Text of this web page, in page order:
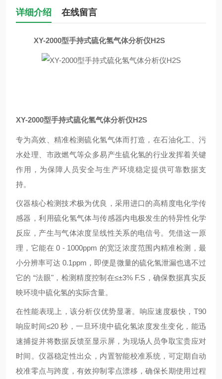
详细介绍 在线留言
XY-2000型手持式硫化氢气体分析仪H2S
XY-2000型手持式硫化氢气体分析仪H2S
专为高效、精准检测硫化氢气体而打造，在石油化工、污
水处理、市政燃气等众多易产生硫化氢的行业发挥着关键
作用，为保障人员安全与生产环境稳定提供可靠数据支
持。
仪器核心检测技术极为优良，采用进口的高精度电化学传
感器，利用硫化氢气体与传感器内电极发生的特异性化学
反应，产生与气体浓度呈线性关系的电信号。凭借这一原
理，它能在 0 - 1000ppm 的宽泛浓度范围内精准检测，最
小分辨率可达 0.1ppm，即便是微量的硫化氢泄漏也逃不过
它的 “法眼"，检测精度控制在≤±3% F.S，确保数据真实反
映环境中硫化氢的实际含量。
在性能表现上，该分析仪优势显著。响应速度极快，T90
响应时间≤20 秒，一旦环境中硫化氢浓度发生变化，能迅
速捕捉并将数据反馈至显示屏，为现场人员争取宝贵应对
时间。仪器稳定性出众，内置智能校准系统，可定期自动
校准零点与跨度，有效抑制零点漂移，确保长期使用过程